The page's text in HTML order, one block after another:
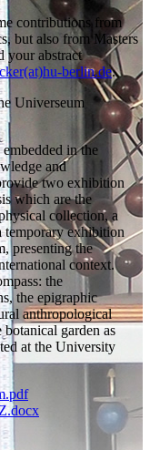
contributions from
but also from Masters
your abstract
berlin.de.
Universeum
in the
and
two exhibition
which are the
collection, a
temporary exhibition
presenting the
context.
the
the epigraphic
anthropological
garden as
at the University